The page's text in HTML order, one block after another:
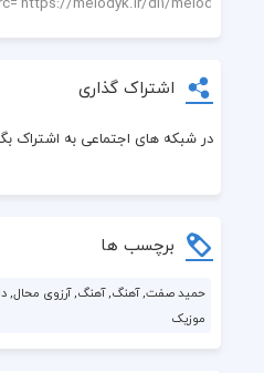
اشتراک گذاری
در شبکه های اجتماعی به اشتراک
برچسب ها
حمید صفت, آهنگ, آهنگ, آرزوی محال,
موزیک